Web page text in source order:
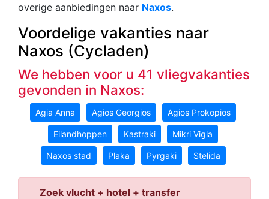
overige aanbiedingen naar Naxos.
Voordelige vakanties naar
Naxos (Cycladen)
We hebben voor u 41 vliegvakanties
gevonden in Naxos:
Agia Anna Agios Georgios Agios Prokopios
Eilandhoppen Kastraki Mikri Vigla
Naxos stad Plaka Pyrgaki Stelida
Zoek vlucht + hotel + transfer